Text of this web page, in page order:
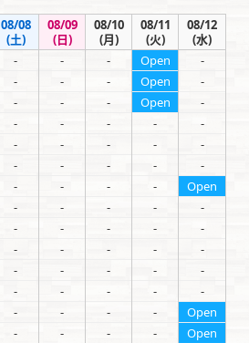
08/08
(土)
08/09
(日)
08/10
(月)
08/11
(火)
08/12
(水)
- - - Open
-
- - - Open
-
- - - Open
-
- - - -
-
- - - -
-
- - - -
-
- - - -
Open
- - - -
-
- - - -
-
- - - -
-
- - - -
-
- - - -
-
- - - -
Open
- - - -
Open